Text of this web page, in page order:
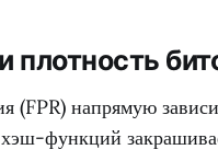
плотность
(FPR) напрямую
функций